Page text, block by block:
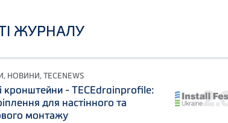
ЖУРНАЛУ
НОВИНИ, TECENEWS
кронштейни - TECEdrainprofile:
для настінного та
монтажу